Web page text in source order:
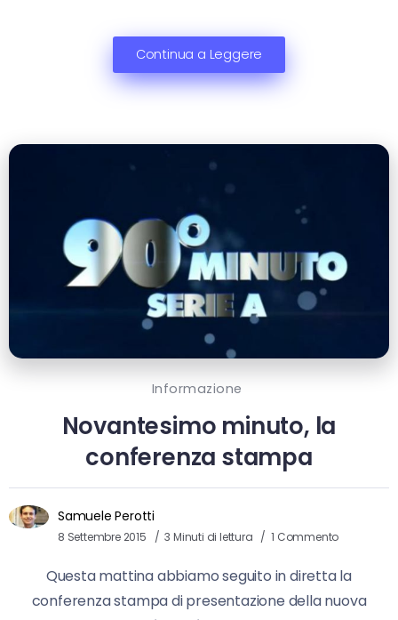
Continua a Leggere
Informazione
Novantesimo minuto, la
conferenza stampa
Samuele Perotti
8 Settembre 2015 3 Minuti di lettura 1 Commento
Questa mattina abbiamo seguito in diretta la
conferenza stampa di presentazione della nuova